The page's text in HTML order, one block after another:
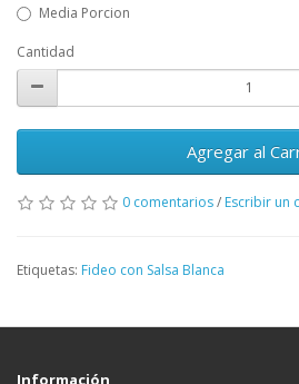
Media Porcion
Cantidad
Agregar al
0 comentarios/ Escribir un
Etiquetas: Fideo con Salsa Blanca
Información